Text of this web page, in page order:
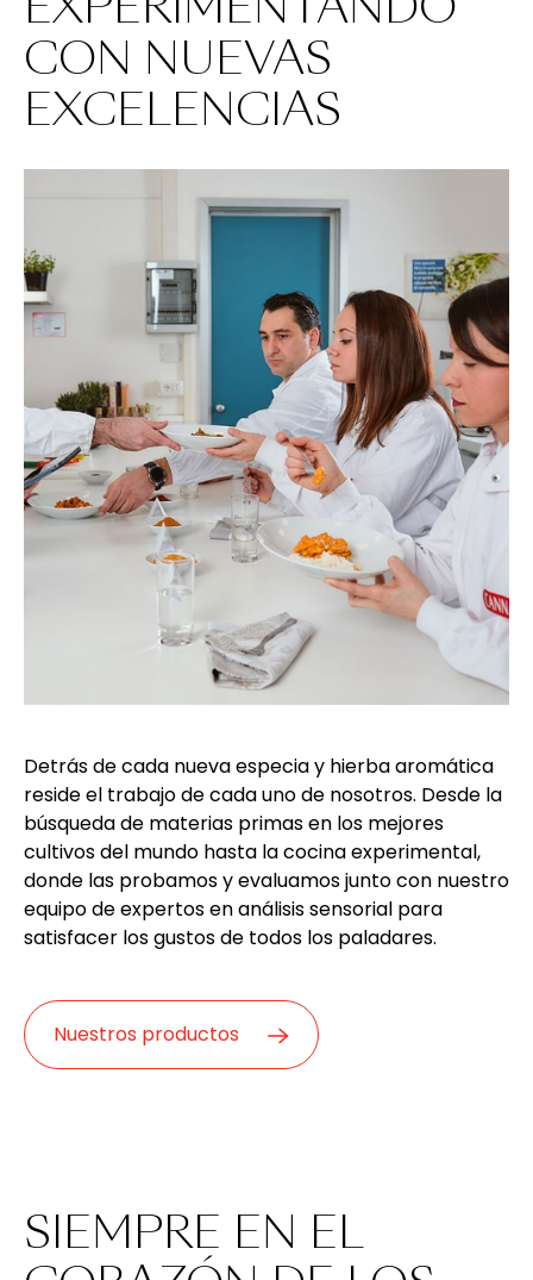
EXPERIMENTANDO
CON NUEVAS
EXCELENCIAS
Detrás de cada nueva especia y hierba aromática
reside el trabajo de cada uno de nosotros. Desde la
búsqueda de materias primas en los mejores
cultivos del mundo hasta la cocina experimental,
donde las probamos y evaluamos junto con nuestro
equipo de expertos en análisis sensorial para
satisfacer los gustos de todos los paladares.
Nuestros productos
SIEMPRE EN EL